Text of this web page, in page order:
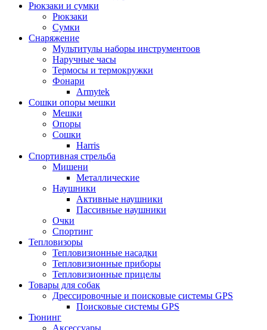
Рюкзаки и сумки
Рюкзаки
Сумки
Снаряжение
Мультитулы наборы инструментоов
Наручные часы
Термосы и термокружки
Фонари
Armytek
Сошки опоры мешки
Мешки
Опоры
Сошки
Harris
Спортивная стрельба
Мишени
Металлические
Наушники
Активные наушники
Пассивные наушники
Очки
Спортинг
Тепловизоры
Тепловизионные насадки
Тепловизионные приборы
Тепловизионные прицелы
Товары для собак
Дрессировочные и поисковые системы GPS
Поисковые системы GPS
Тюнинг
Аксессуары